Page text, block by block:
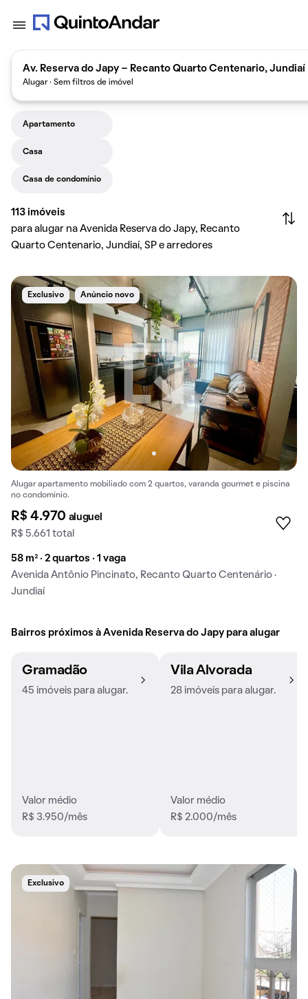
Av. Reserva do Japy - Recanto Quarto Centenario, Jundiaí
Alugar · Sem filtros de imóvel
Apartamento
Casa
Casa de condomínio
113 imóveis
para alugar na Avenida Reserva do Japy, Recanto
Quarto Centenario, Jundiaí, SP e arredores
Exclusivo Anúncio novo
Alugar apartamento mobiliado com 2 quartos, varanda gourmet e piscina
no condomínio.
R$ 4.970 aluguel
R$ 5.661 total
58 m² · 2 quartos · 1 vaga
Avenida Antônio Pincinato, Recanto Quarto Centenário ·
Jundiaí
Bairros próximos à Avenida Reserva do Japy para alugar
Gramadão
45 imóveis para alugar.
Valor médio
R$ 3.950/mês
Vila Alvorada
28 imóveis para alugar.
Valor médio
R$ 2.000/mês
Exclusivo